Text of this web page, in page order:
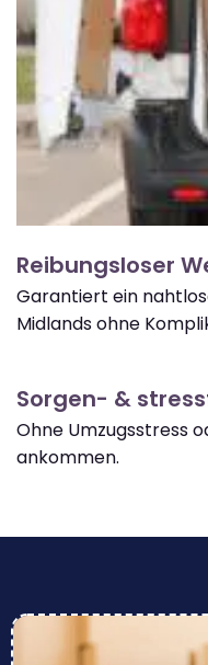
Reibungsloser
Garantiert ein
Midlands ohne
Sorgen- &
Ohne Umzugsstress
ankommen.